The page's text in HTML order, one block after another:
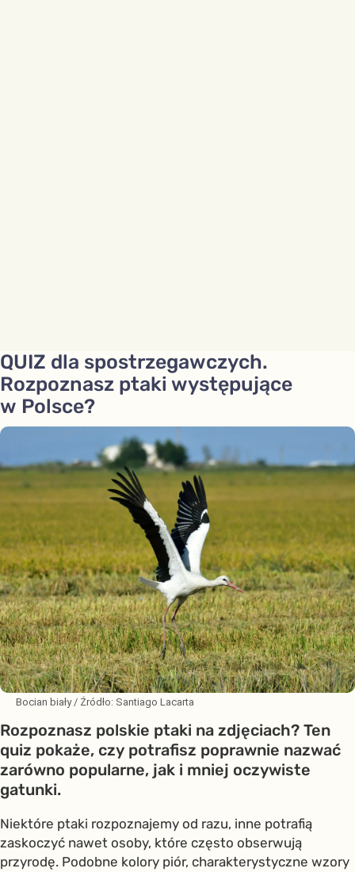
QUIZ dla spostrzegawczych.
Rozpoznasz ptaki występujące
w Polsce?
Bocian biały/ Źródło: Santiago Lacarta
Rozpoznasz polskie ptaki na zdjęciach? Ten
quiz pokaże, czy potrafisz poprawnie nazwać
zarówno popularne, jak i mniej oczywiste
gatunki.
Niektóre ptaki rozpoznajemy od razu, inne potrafią
zaskoczyć nawet osoby, które często obserwują
przyrodę. Podobne kolory piór, charakterystyczne wzory